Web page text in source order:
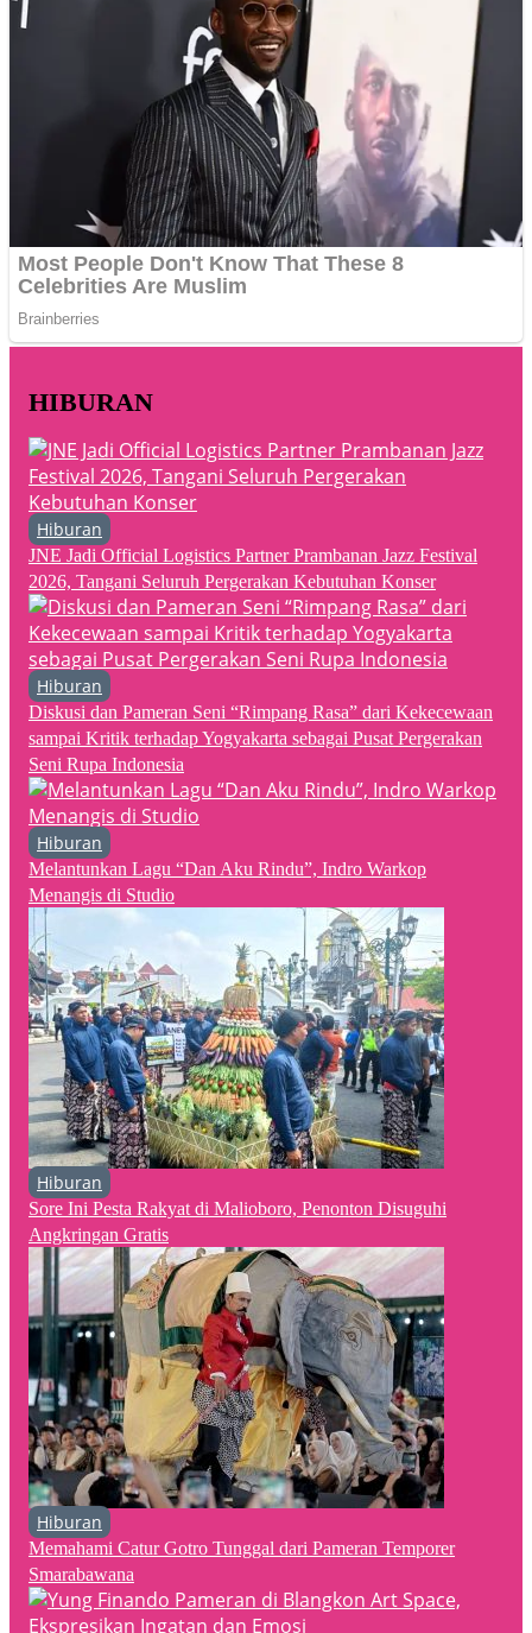
HIBURAN
Hiburan
JNE Jadi Official Logistics Partner Prambanan Jazz Festival
2026, Tangani Seluruh Pergerakan Kebutuhan Konser
Hiburan
Diskusi dan Pameran Seni “Rimpang Rasa” dari Kekecewaan
sampai Kritik terhadap Yogyakarta sebagai Pusat Pergerakan
Seni Rupa Indonesia
Hiburan
Melantunkan Lagu “Dan Aku Rindu”, Indro Warkop
Menangis di Studio
Hiburan
Sore Ini Pesta Rakyat di Malioboro, Penonton Disuguhi
Angkringan Gratis
Hiburan
Memahami Catur Gotro Tunggal dari Pameran Temporer
Smarabawana